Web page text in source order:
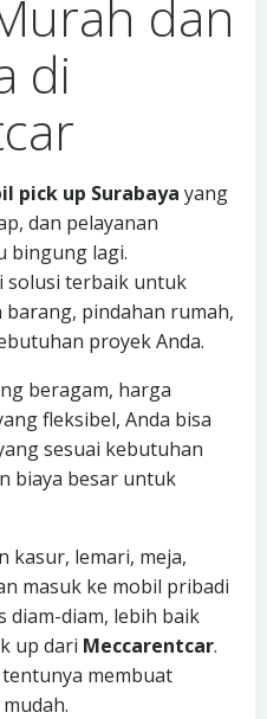
dan
di
pick up Surabaya yang
dan pelayanan
bingung lagi.
solusi terbaik untuk
pindahan rumah,
proyek Anda.
beragam, harga
fleksibel, Anda bisa
sesuai kebutuhan
biaya besar untuk
kasur, lemari, meja,
masuk ke mobil pribadi
diam-diam, lebih baik
up dari Meccarentcar.
membuat